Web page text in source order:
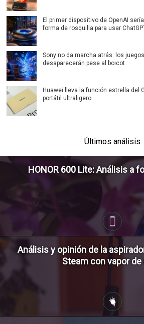
El primer dispositivo de OpenAI
forma de rosquilla para usar
Sony no da marcha atrás: los
desaparecerán pese al boicot
Huawei lleva la función estrella del
portátil ultraligero
Últimos análisis
HONOR 600 Lite: Análisis a
Análisis y opinión de la
Steam con vapor de